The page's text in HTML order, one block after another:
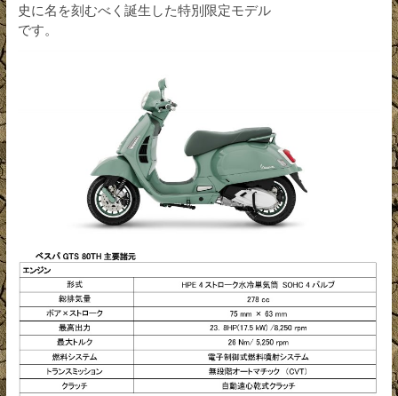
史に名を刻むべく誕生した特別限定モデル
です。